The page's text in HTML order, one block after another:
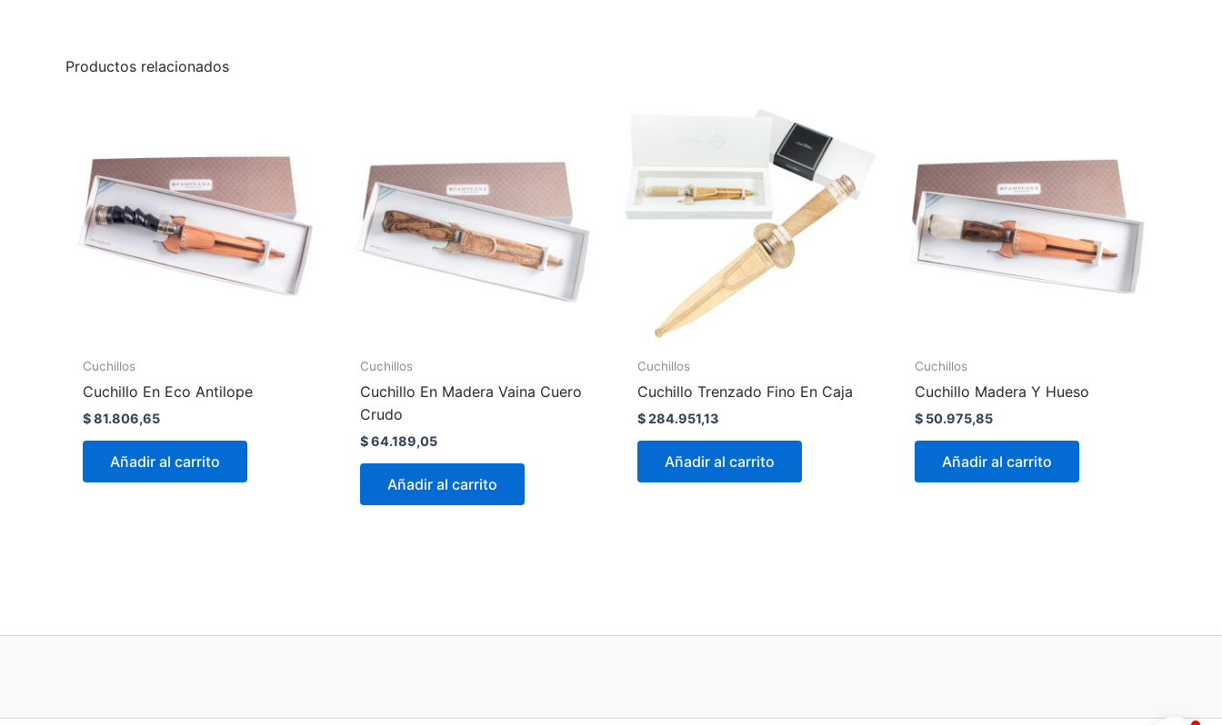
Productos relacionados
Cuchillos
Cuchillo En Eco Antilope
$81.806,65
Añadir al carrito
Cuchillos
Cuchillo En Madera Vaina Cuero
Crudo
$64.189,05
Añadir al carrito
Cuchillos
Cuchillo Trenzado Fino En Caja
$284.951,13
Añadir al carrito
Cuchillos
Cuchillo Madera Y Hueso
$ 50.975,85
Añadir al carrito